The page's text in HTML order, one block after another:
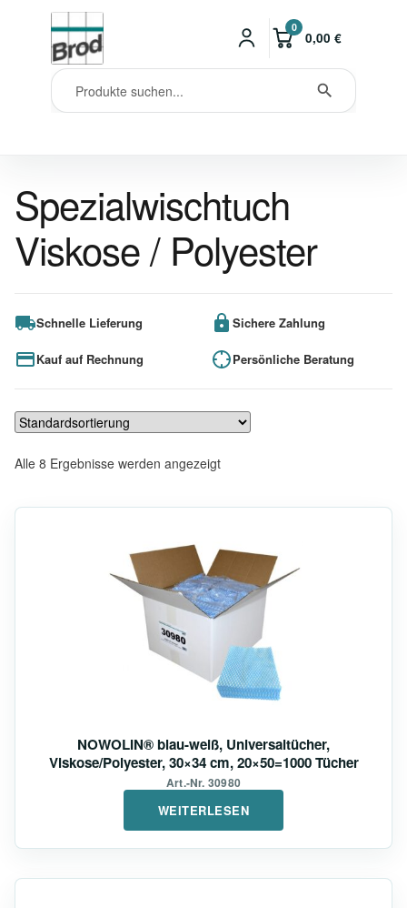
0
0,00 €
Spezialwischtuch
Viskose / Polyester
Schnelle Lieferung Sichere Zahlung
Kauf auf Rechnung Persönliche Beratung
Alle 8 Ergebnisse werden angezeigt
NOWOLIN® blau-weiß, Universaltücher,
Viskose/Polyester, 30×34 cm, 20×50=1000 Tücher
Art.-Nr. 30980
WEITERLESEN